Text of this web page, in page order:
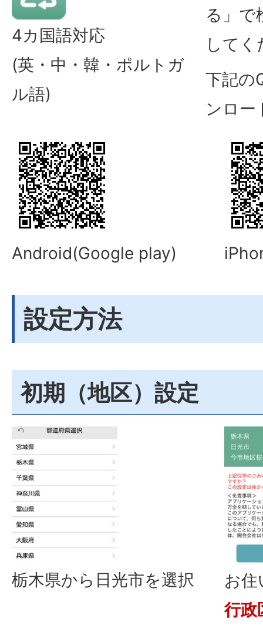
4カ国語対応
(英・中・韓・ポルトガ
ル語)
る」で
してく
下記の
ンロー
Android(Google play)
設定方法
初期（地区）設定
栃木県から日光市を選択
お
行政